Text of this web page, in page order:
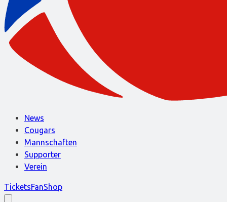
News
Cougars
Mannschaften
Supporter
Verein
TicketsFanShop